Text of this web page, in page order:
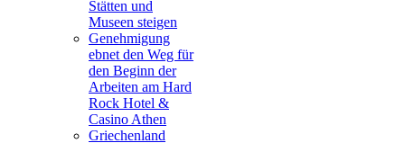
Stätten und
Museen steigen
Genehmigung
ebnet den Weg für
den Beginn der
Arbeiten am Hard
Rock Hotel &
Casino Athen
Griechenland